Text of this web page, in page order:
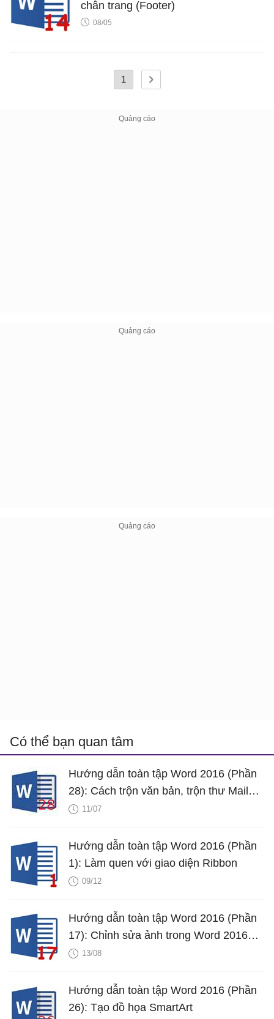
chân trang (Footer)
08/05
1
Có thể bạn quan tâm
Hướng dẫn toàn tập Word 2016 (Phần
28): Cách trộn văn bản, trộn thư Mail
Merge
11/07
Hướng dẫn toàn tập Word 2016 (Phần
1): Làm quen với giao diện Ribbon
09/12
Hướng dẫn toàn tập Word 2016 (Phần
17): Chỉnh sửa ảnh trong Word 2016
chuyên nghiệp hơn
13/08
Hướng dẫn toàn tập Word 2016 (Phần
26): Tạo đồ họa SmartArt